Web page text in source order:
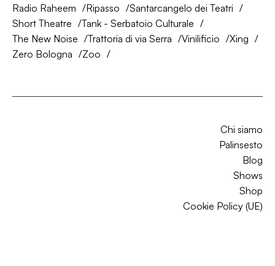
Radio Raheem
Ripasso
Santarcangelo dei Teatri
Short Theatre
Tank - Serbatoio Culturale
The New Noise
Trattoria di via Serra Vinilificio
Xing
Zero Bologna
Zoo
Chi siamo
Palinsesto
Blog
Shows
Shop
Cookie Policy (UE)